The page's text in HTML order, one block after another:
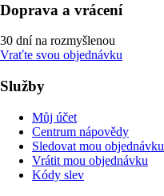
Doprava a vrácení
30 dní na rozmyšlenou
Vraťte svou objednávku
Služby
Můj účet
Centrum nápovědy
Sledovat mou objednávku
Vrátit mou objednávku
Kódy slev